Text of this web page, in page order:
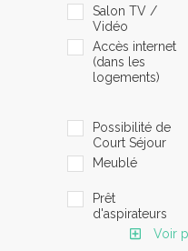
Salon TV /
Vidéo
Accès internet
(dans les
logements)
Possibilité de
Court Séjour
Meublé
Prêt
d'aspirateurs
Voir